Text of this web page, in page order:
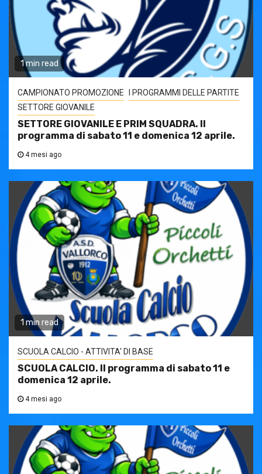
1 min read
CAMPIONATO PROMOZIONE
I PROGRAMMI DELLE PARTITE
SETTORE GIOVANILE
SETTORE GIOVANILE E PRIM SQUADRA. Il
programma di sabato 11 e domenica 12 aprile.
4 mesi ago
1 min read
SCUOLA CALCIO - ATTIVITA' DI BASE
SCUOLA CALCIO. Il programma di sabato 11 e
domenica 12 aprile.
4 mesi ago